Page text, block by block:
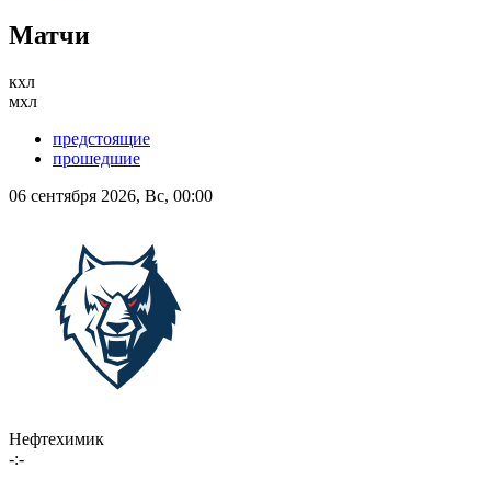
Матчи
кхл
мхл
предстоящие
прошедшие
06 сентября 2026, Вс, 00:00
Нефтехимик
-:-